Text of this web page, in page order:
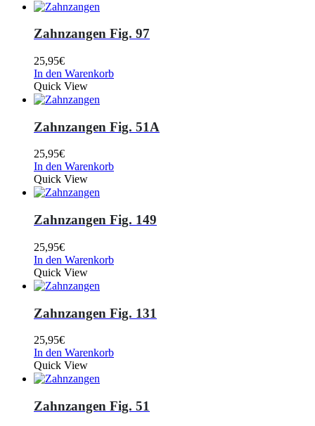
Zahnzangen Fig. 97
25,95€
In den Warenkorb
Quick View
Zahnzangen Fig. 51A
25,95€
In den Warenkorb
Quick View
Zahnzangen Fig. 149
25,95€
In den Warenkorb
Quick View
Zahnzangen Fig. 131
25,95€
In den Warenkorb
Quick View
Zahnzangen Fig. 51